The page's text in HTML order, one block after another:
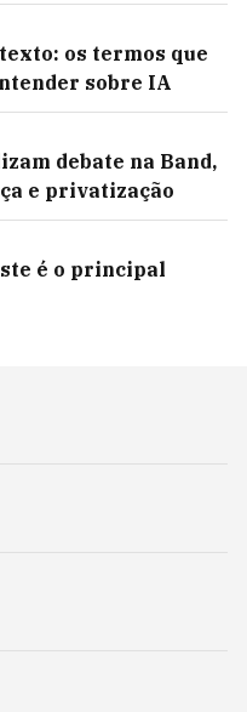
os termos que
sobre IA
debate na Band,
e privatização
é o principal